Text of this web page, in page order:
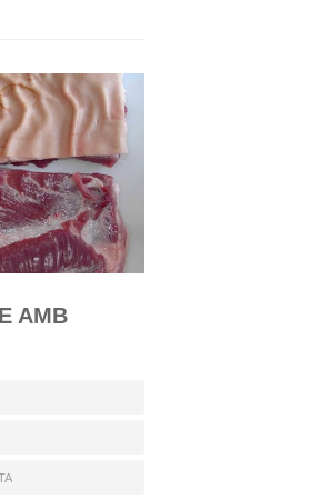
AMB